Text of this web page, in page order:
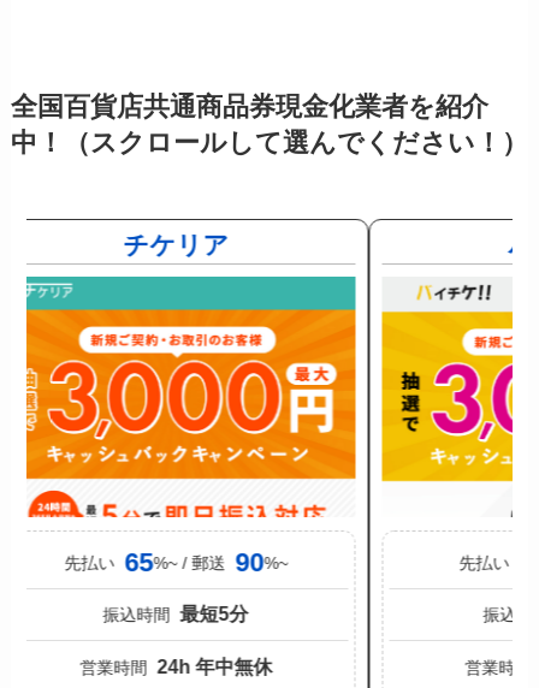
全国百貨店共通商品券現金化業者を紹介
中！（スクロールして選んでください！）
チケリア
先払い 65%~ / 郵送 90%~
振込時間 最短5分
営業時間 24h 年中無休
先払い
振込時
営業時間